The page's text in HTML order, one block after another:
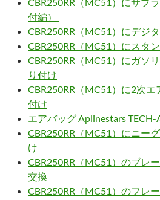
付編）
CBR250RR（MC51）にデジ
CBR250RR（MC51）にスタ
CBR250RR（MC51）にガソ
り付け
CBR250RR（MC51）に2次エ
付け
エアバッグ Aplinestars TECH-
CBR250RR（MC51）にニー
け
CBR250RR（MC51）のブレ
交換
CBR250RR（MC51）のフレ